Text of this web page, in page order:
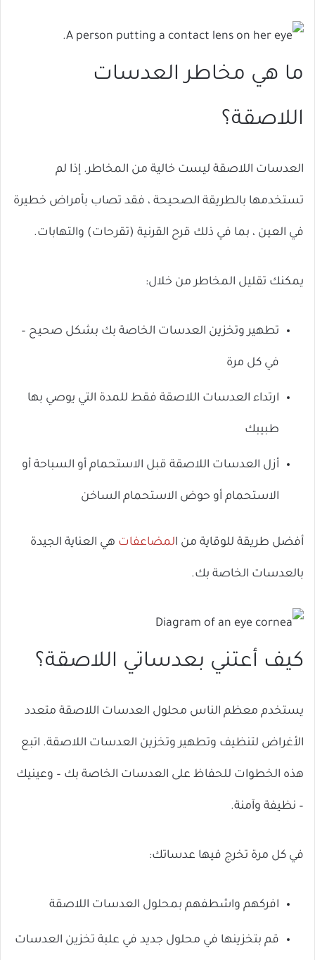
ما هي مخاطر العدسات
اللاصقة؟
العدسات اللاصقة ليست خالية من المخاطر. إذا لم
تستخدمها بالطريقة الصحيحة ، فقد تصاب بأمراض خطيرة
في العين ، بما في ذلك قرح القرنية (تقرحات) والتهابات.
يمكنك تقليل المخاطر من خلال:
تطهير وتخزين العدسات الخاصة بك بشكل صحيح –
في كل مرة
ارتداء العدسات اللاصقة فقط للمدة التي يوصي بها
طبيبك
أزل العدسات اللاصقة قبل الاستحمام أو السباحة أو
الاستحمام أو حوض الاستحمام الساخن
أفضل طريقة للوقاية من المضاعفات هي العناية الجيدة
بالعدسات الخاصة بك.
كيف أعتني بعدساتي اللاصقة؟
يستخدم معظم الناس محلول العدسات اللاصقة متعدد
الأغراض لتنظيف وتطهير وتخزين العدسات اللاصقة. اتبع
هذه الخطوات للحفاظ على العدسات الخاصة بك – وعينيك
– نظيفة وآمنة.
في كل مرة تخرج فيها عدساتك:
افركهم واشطفهم بمحلول العدسات اللاصقة
قم بتخزينها في محلول جديد في علبة تخزين العدسات